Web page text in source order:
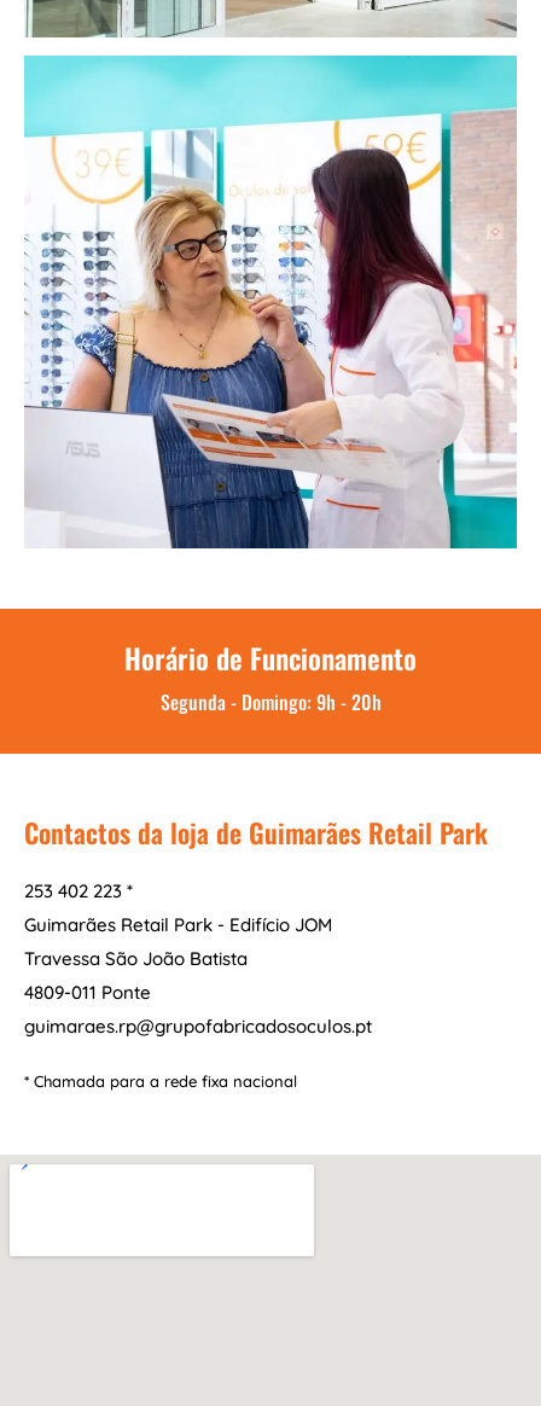
Horário de Funcionamento
Segunda - Domingo: 9h - 20h
Contactos da loja de Guimarães Retail Park
253 402 223 *
Guimarães Retail Park - Edifício JOM
Travessa São João Batista
4809-011 Ponte
guimaraes.rp@grupofabricadosoculos.pt
* Chamada para a rede fixa nacional